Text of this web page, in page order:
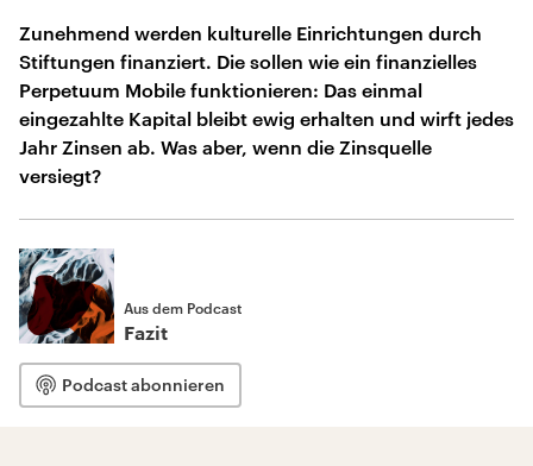
Zunehmend werden kulturelle Einrichtungen durch
Stiftungen finanziert. Die sollen wie ein finanzielles
Perpetuum Mobile funktionieren: Das einmal
eingezahlte Kapital bleibt ewig erhalten und wirft jedes
Jahr Zinsen ab. Was aber, wenn die Zinsquelle
versiegt?
Aus dem Podcast
Fazit
Podcast abonnieren